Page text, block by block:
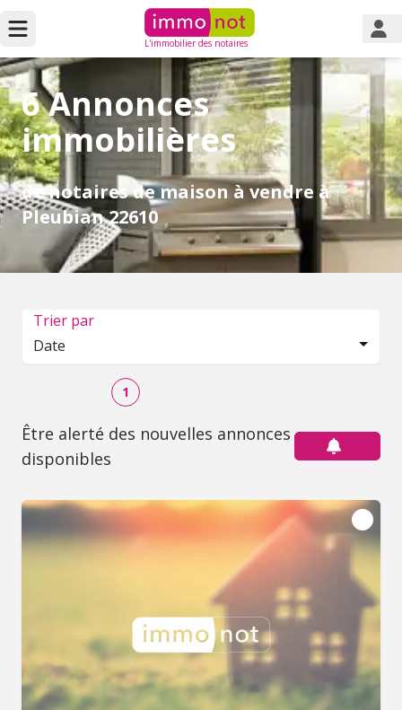
L'immobilier des notaires
6 Annonces
immobilières
de notaires de maison à vendre à
Pleubian 22610
Trier par
Date
1
Être alerté des nouvelles annonces
disponibles